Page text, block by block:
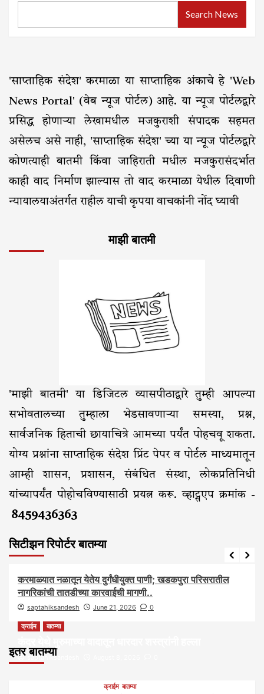
Search News
'साप्ताहिक संदेश' करमाळा या साप्ताहिक अंकाचे हे 'Web
News Portal' (वेब न्यूज पोर्टल) आहे. या न्यूज पोर्टलद्वारे
प्रसिद्ध होणाऱ्या लेखामधील मजकुराशी संपादक सहमत
असेलच असे नाही, 'साप्ताहिक संदेश' च्या या न्यूज पोर्टलद्वारे
कोणत्याही बातमी किंवा जाहिराती मधील मजकुरासंदर्भात
काही वाद निर्माण झाल्यास तो वाद करमाळा येथील दिवाणी
न्यायालयाअंतर्गत राहील याची कृपया वाचकांनी नोंद घ्यावी
माझी बातमी
'माझी बातमी' या डिजिटल व्यासपीठाद्वारे तुम्ही आपल्या
सभोवतालच्या तुम्हाला भेडसावणाऱ्या समस्या, प्रश्न,
सार्वजनिक हिताची छायाचित्रे आमच्या पर्यंत पोहचवू शकता.
योग्य प्रश्नांना साप्ताहिक संदेश प्रिंट पेपर व पोर्टल माध्यमातून
आम्ही शासन, प्रशासन, संबंधित संस्था, लोकप्रतिनिधी
यांच्यापर्यंत पोहोचविण्यासाठी प्रयत्न करू. व्हाट्सएप क्रमांक -
8459436363
सिटीझन रिपोर्टर बातम्या
आरोग्य आवाज जनतेचा बातम्या
करमाळ्यात नळातून येतेय दुर्गंधीयुक्त पाणी; खडकपुरा परिसरातील
नागरिकांची तातडीच्या कारवाईची मागणी..
saptahiksandesh June 21, 2026 0
इतर बातम्या
क्राईम बातम्या
saptahiksandesh
क्राईम बातम्या